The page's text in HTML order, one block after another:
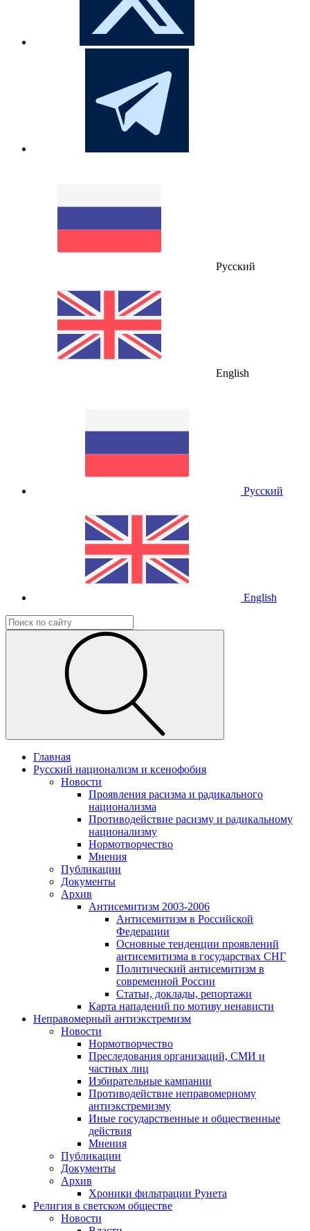
Русский
English
Русский
English
Главная
Русский национализм и ксенофобия
Новости
Проявления расизма и радикального
национализма
Противодействие расизму и радикальному
национализму
Нормотворчество
Мнения
Публикации
Документы
Архив
Антисемитизм 2003-2006
Антисемитизм в Российской
Федерации
Основные тенденции проявлений
антисемитизма в государствах СНГ
Политический антисемитизм в
современной России
Статьи, доклады, репортажи
Карта нападений по мотиву ненависти
Неправомерный антиэкстремизм
Новости
Нормотворчество
Преследования организаций, СМИ и
частных лиц
Избирательные кампании
Противодействие неправомерному
антиэкстремизму
Иные государственные и общественные
действия
Мнения
Публикации
Документы
Архив
Хроники фильтрации Рунета
Религия в светском обществе
Новости